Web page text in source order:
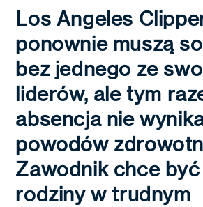
Los Angeles
ponownie muszą
bez jednego ze
liderów, ale tym
absencja nie
powodów
Zawodnik chce
rodziny w trudnym